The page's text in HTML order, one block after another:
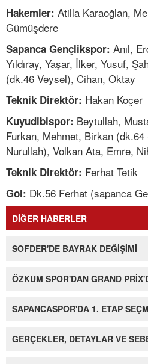
Hakemler: Atilla Karaoğlan,
Gümüşdere
Sapanca Gençlikspor: Anıl,
Yıldıray, Yaşar, İlker, Yusuf,
(dk.46 Veysel), Cihan, Oktay
Teknik Direktör: Hakan Koçer
Kuyudibispor: Beytullah,
Furkan, Mehmet, Birkan
Nurullah), Volkan Ata, Emre,
Teknik Direktör: Ferhat Tetik
Gol: Dk.56 Ferhat (sapanca
DİĞER HABERLER
SOFDER'DE BAYRAK DEĞİŞİMİ
ÖZKUM SPOR'DAN GRAND
SAPANCASPOR'DA 1. ETAP
GERÇEKLER, DETAYLAR VE